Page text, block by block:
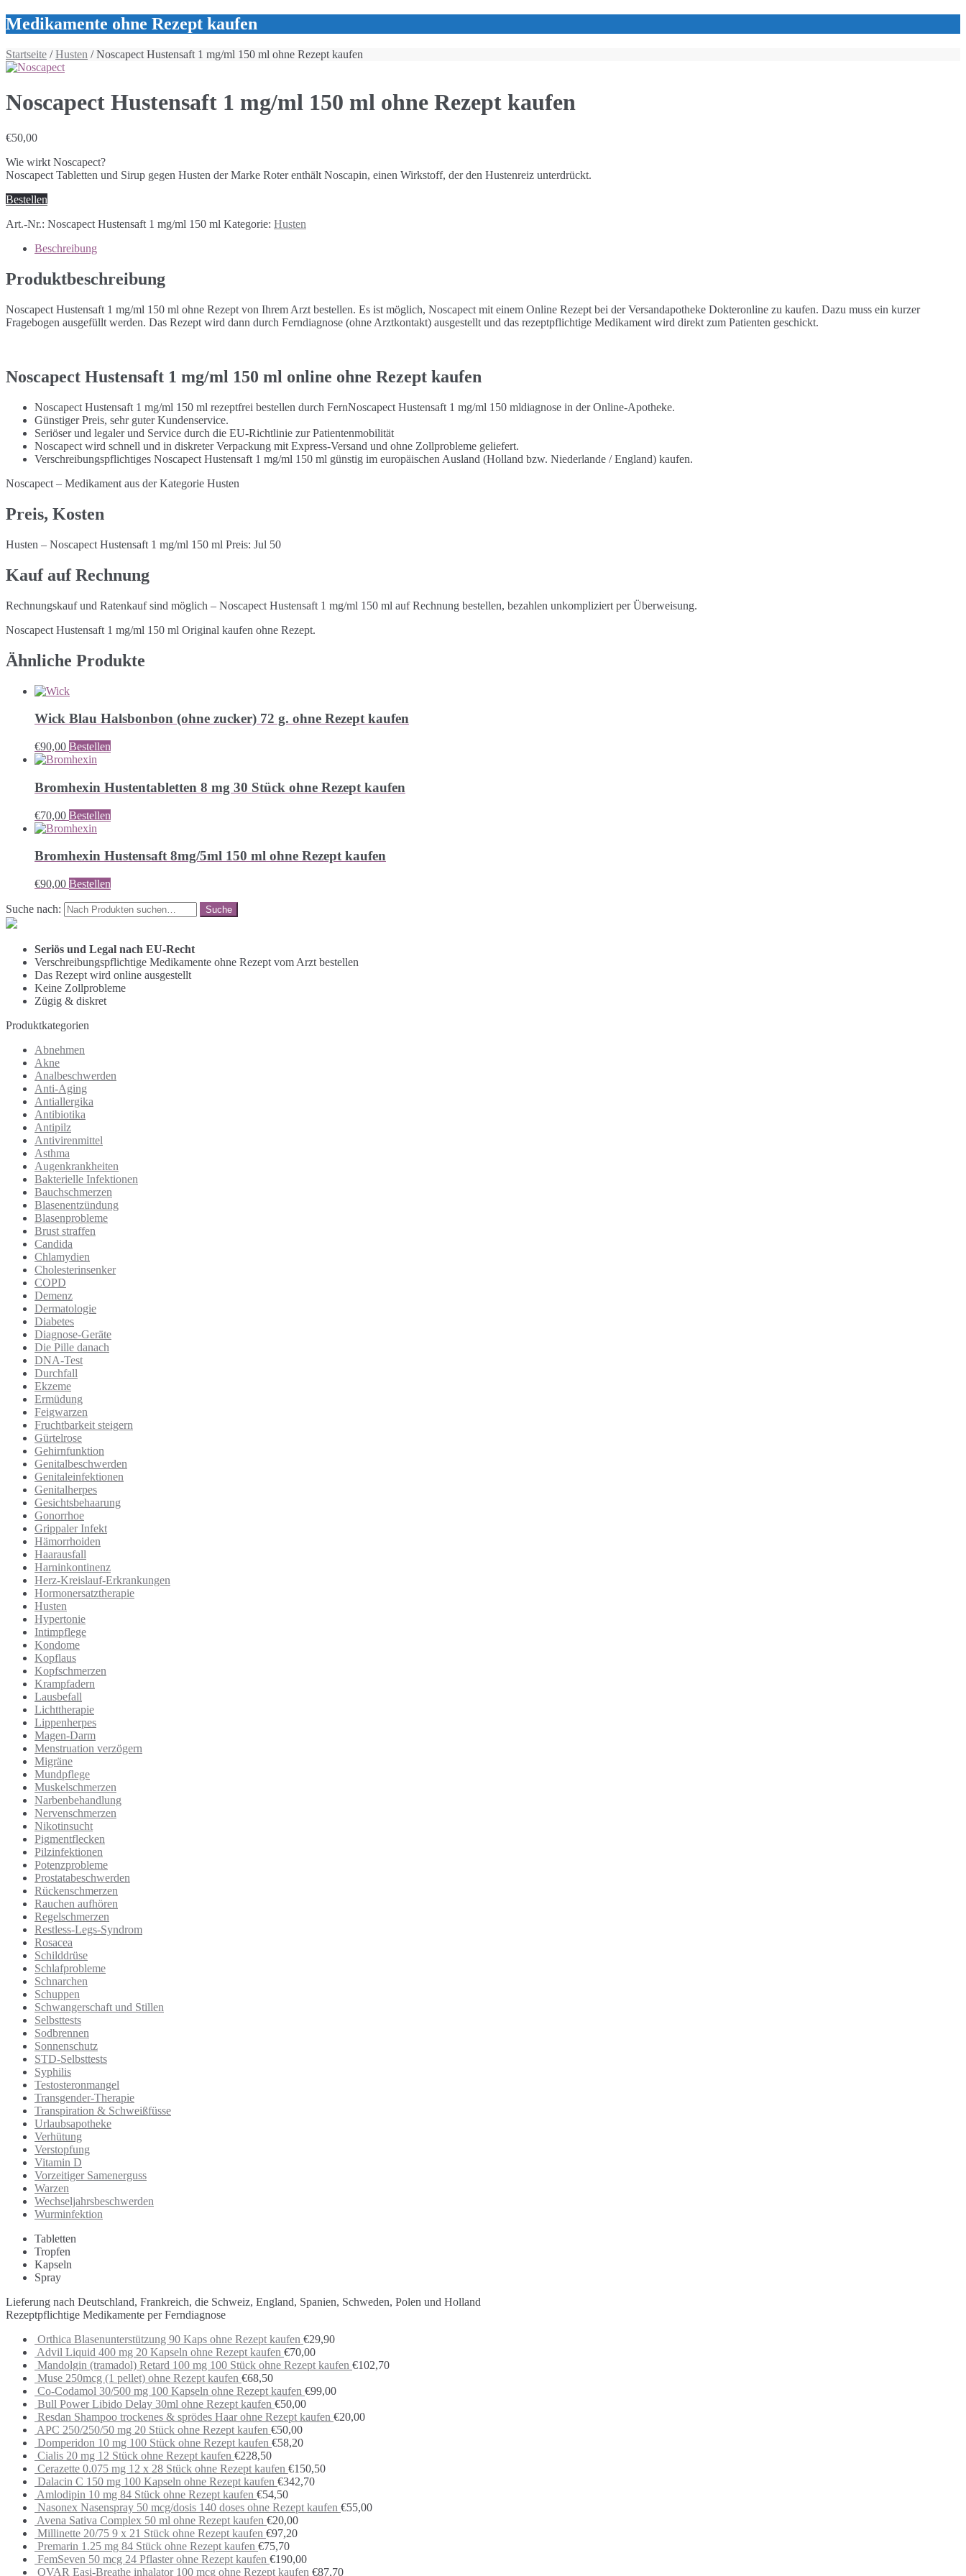
Medikamente ohne Rezept kaufen
Startseite /Husten / Noscapect Hustensaft 1 mg/ml 150 ml ohne Rezept kaufen
Noscapect Hustensaft 1 mg/ml 150 ml ohne Rezept kaufen
€50,00
Wie wirkt Noscapect?
Noscapect Tabletten und Sirup gegen Husten der Marke Roter enthält Noscapin, einen Wirkstoff, der den Hustenreiz unterdrückt.
Bestellen
Art.-Nr.: Noscapect Hustensaft 1 mg/ml 150 ml Kategorie: Husten
Beschreibung
Produktbeschreibung
Noscapect Hustensaft 1 mg/ml 150 ml ohne Rezept von Ihrem Arzt bestellen. Es ist möglich, Noscapect mit einem Online Rezept bei der Versandapotheke Dokteronline zu kaufen. Dazu muss ein kurzer
Fragebogen ausgefüllt werden. Das Rezept wird dann durch Ferndiagnose (ohne Arztkontakt) ausgestellt und das rezeptpflichtige Medikament wird direkt zum Patienten geschickt.
Noscapect Hustensaft 1 mg/ml 150 ml online ohne Rezept kaufen
Noscapect Hustensaft 1 mg/ml 150 ml rezeptfrei bestellen durch FernNoscapect Hustensaft 1 mg/ml 150 mldiagnose in der Online-Apotheke.
Günstiger Preis, sehr guter Kundenservice.
Seriöser und legaler und Service durch die EU-Richtlinie zur Patientenmobilität
Noscapect wird schnell und in diskreter Verpackung mit Express-Versand und ohne Zollprobleme geliefert.
Verschreibungspflichtiges Noscapect Hustensaft 1 mg/ml 150 ml günstig im europäischen Ausland (Holland bzw. Niederlande / England) kaufen.
Noscapect – Medikament aus der Kategorie Husten
Preis, Kosten
Husten – Noscapect Hustensaft 1 mg/ml 150 ml Preis: Jul 50
Kauf auf Rechnung
Rechnungskauf und Ratenkauf sind möglich – Noscapect Hustensaft 1 mg/ml 150 ml auf Rechnung bestellen, bezahlen unkompliziert per Überweisung.
Noscapect Hustensaft 1 mg/ml 150 ml Original kaufen ohne Rezept.
Ähnliche Produkte
Wick Blau Halsbonbon (ohne zucker) 72 g. ohne Rezept kaufen
€90,00 Bestellen
Bromhexin Hustentabletten 8 mg 30 Stück ohne Rezept kaufen
€70,00 Bestellen
Bromhexin Hustensaft 8mg/5ml 150 ml ohne Rezept kaufen
€90,00 Bestellen
Suche nach:
Seriös und Legal nach EU-Recht
Verschreibungspflichtige Medikamente ohne Rezept vom Arzt bestellen
Das Rezept wird online ausgestellt
Keine Zollprobleme
Zügig & diskret
Produktkategorien
Abnehmen
Akne
Analbeschwerden
Anti-Aging
Antiallergika
Antibiotika
Antipilz
Antivirenmittel
Asthma
Augenkrankheiten
Bakterielle Infektionen
Bauchschmerzen
Blasenentzündung
Blasenprobleme
Brust straffen
Candida
Chlamydien
Cholesterinsenker
COPD
Demenz
Dermatologie
Diabetes
Diagnose-Geräte
Die Pille danach
DNA-Test
Durchfall
Ekzeme
Ermüdung
Feigwarzen
Fruchtbarkeit steigern
Gürtelrose
Gehirnfunktion
Genitalbeschwerden
Genitaleinfektionen
Genitalherpes
Gesichtsbehaarung
Gonorrhoe
Grippaler Infekt
Hämorrhoiden
Haarausfall
Harninkontinenz
Herz-Kreislauf-Erkrankungen
Hormonersatztherapie
Husten
Hypertonie
Intimpflege
Kondome
Kopflaus
Kopfschmerzen
Krampfadern
Lausbefall
Lichttherapie
Lippenherpes
Magen-Darm
Menstruation verzögern
Migräne
Mundpflege
Muskelschmerzen
Narbenbehandlung
Nervenschmerzen
Nikotinsucht
Pigmentflecken
Pilzinfektionen
Potenzprobleme
Prostatabeschwerden
Rückenschmerzen
Rauchen aufhören
Regelschmerzen
Restless-Legs-Syndrom
Rosacea
Schilddrüse
Schlafprobleme
Schnarchen
Schuppen
Schwangerschaft und Stillen
Selbsttests
Sodbrennen
Sonnenschutz
STD-Selbsttests
Syphilis
Testosteronmangel
Transgender-Therapie
Transpiration & Schweißfüsse
Urlaubsapotheke
Verhütung
Verstopfung
Vitamin D
Vorzeitiger Samenerguss
Warzen
Wechseljahrsbeschwerden
Wurminfektion
Tabletten
Tropfen
Kapseln
Spray
Lieferung nach Deutschland, Frankreich, die Schweiz, England, Spanien, Schweden, Polen und Holland
Rezeptpflichtige Medikamente per Ferndiagnose
Orthica Blasenunterstützung 90 Kaps ohne Rezept kaufen €29,90
Advil Liquid 400 mg 20 Kapseln ohne Rezept kaufen €70,00
Mandolgin (tramadol) Retard 100 mg 100 Stück ohne Rezept kaufen €102,70
Muse 250mcg (1 pellet) ohne Rezept kaufen €68,50
Co-Codamol 30/500 mg 100 Kapseln ohne Rezept kaufen €99,00
Bull Power Libido Delay 30ml ohne Rezept kaufen €50,00
Resdan Shampoo trockenes & sprödes Haar ohne Rezept kaufen €20,00
APC 250/250/50 mg 20 Stück ohne Rezept kaufen €50,00
Domperidon 10 mg 100 Stück ohne Rezept kaufen €58,20
Cialis 20 mg 12 Stück ohne Rezept kaufen €228,50
Cerazette 0.075 mg 12 x 28 Stück ohne Rezept kaufen €150,50
Dalacin C 150 mg 100 Kapseln ohne Rezept kaufen €342,70
Amlodipin 10 mg 84 Stück ohne Rezept kaufen €54,50
Nasonex Nasenspray 50 mcg/dosis 140 doses ohne Rezept kaufen €55,00
Avena Sativa Complex 50 ml ohne Rezept kaufen €20,00
Millinette 20/75 9 x 21 Stück ohne Rezept kaufen €97,20
Premarin 1.25 mg 84 Stück ohne Rezept kaufen €75,70
FemSeven 50 mcg 24 Pflaster ohne Rezept kaufen €190,00
QVAR Easi-Breathe inhalator 100 mcg ohne Rezept kaufen €87,70